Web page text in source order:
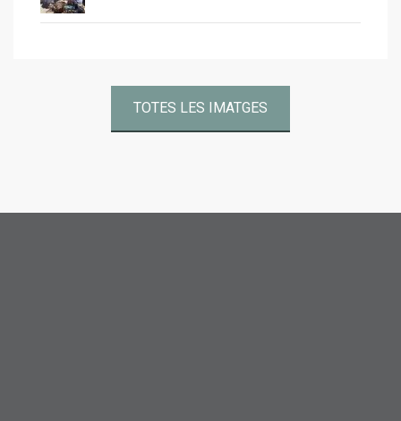
TOTES LES IMATGES